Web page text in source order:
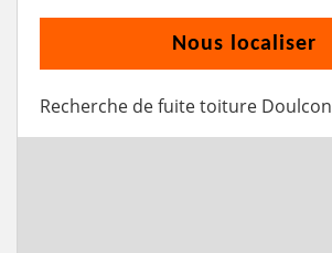
Nous localiser
Recherche de fuite toiture Doulcon